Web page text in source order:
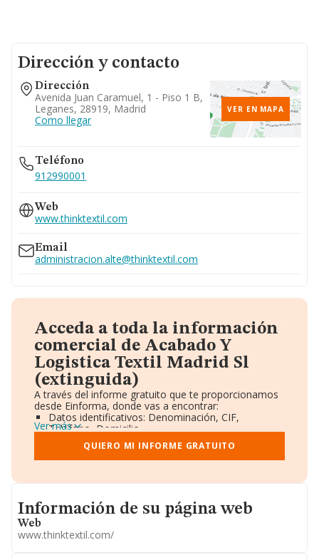
Dirección y contacto
Dirección
Avenida Juan Caramuel, 1 - Piso 1 B,
Leganes, 28919, Madrid
Como llegar
VER EN MAPA
Teléfono
912990001
Web
www.thinktextil.com
Email
administracion.alte@thinktextil.com
Acceda a toda la información
comercial de Acabado Y
Logistica Textil Madrid Sl
(extinguida)
A través del informe gratuito que te proporcionamos
desde Einforma, donde vas a encontrar:
Datos identificativos: Denominación, CIF,
Teléfono, Domicilio.
Informe Mercantil Completo (BORME).
Gráficos de Evolución Ventas y Empleados.
Consejo de Administración y Administradores.
Accionistas.
Artículos de prensa publicados sobre la empresa.
Información oficial y registral complementaria.
Ver más
QUIERO MI INFORME GRATUITO
Informacion de su página web
Información de su página web
Web
www.thinktextil.com/